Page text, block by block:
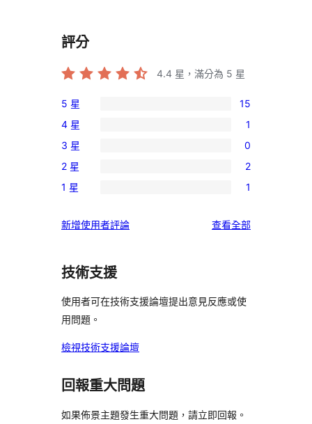
評分
4.4 星，滿分為 5 星
15
個
5
星
使
者
5 星 15
1
個
4
星
用
論
4 星 1
0
個
3
使
評
論
3 星 0
2
個
星
用
者
評
論
2 星 2
1
1
使
者
評
1 星 1
新增使用者評論 查看全部使
技術支援
使用者可在技術支援論壇提出意見反應或使
用問題。
檢視技術支援論壇
回報重大問題
如果佈景主題發生重大問題，請立即回報。